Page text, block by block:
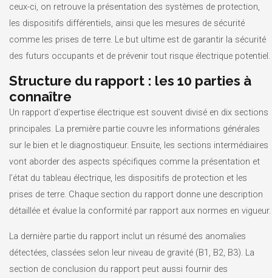
ceux-ci, on retrouve la présentation des systèmes de protection,
les dispositifs différentiels, ainsi que les mesures de sécurité
comme les prises de terre. Le but ultime est de garantir la sécurité
des futurs occupants et de prévenir tout risque électrique potentiel.
Structure du rapport : les 10 parties à
connaître
Un rapport d’expertise électrique est souvent divisé en dix sections
principales. La première partie couvre les informations générales
sur le bien et le diagnostiqueur. Ensuite, les sections intermédiaires
vont aborder des aspects spécifiques comme la présentation et
l’état du tableau électrique, les dispositifs de protection et les
prises de terre. Chaque section du rapport donne une description
détaillée et évalue la conformité par rapport aux normes en vigueur.
La dernière partie du rapport inclut un résumé des anomalies
détectées, classées selon leur niveau de gravité (B1, B2, B3). La
section de conclusion du rapport peut aussi fournir des